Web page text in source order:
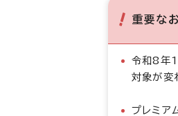
重要な
令和8年
対象が変
プレミア